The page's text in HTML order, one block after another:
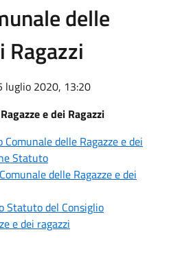
delle
Ragazzi
luglio 2020, 13:20
e dei Ragazzi
delle Ragazze e dei
Statuto
delle Ragazze e dei
Statuto del Consiglio
e dei ragazzi